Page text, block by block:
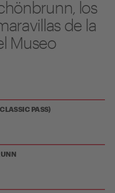
los
de la
Museo
PASS)